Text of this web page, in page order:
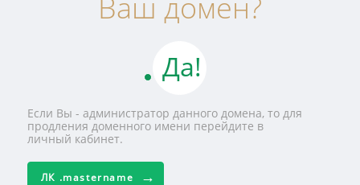
Да!
Если Вы - администратор данного домена, то для
продления доменного имени перейдите в
личный кабинет.
ЛК .mastername